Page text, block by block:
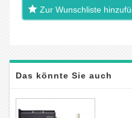
Zur Wunschliste
Das könnte Sie auch
interessieren